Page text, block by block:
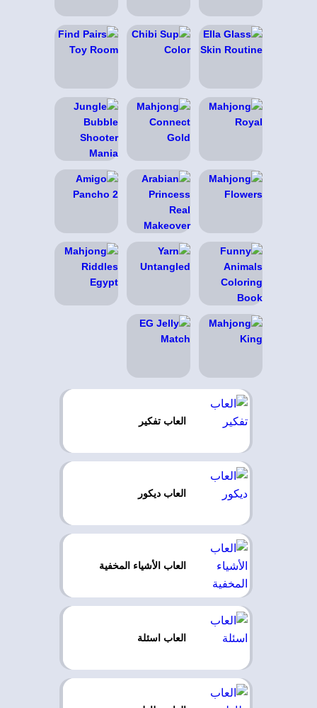
العاب تفكير
العاب ديكور
العاب الأشياء المخفية
العاب اسئلة